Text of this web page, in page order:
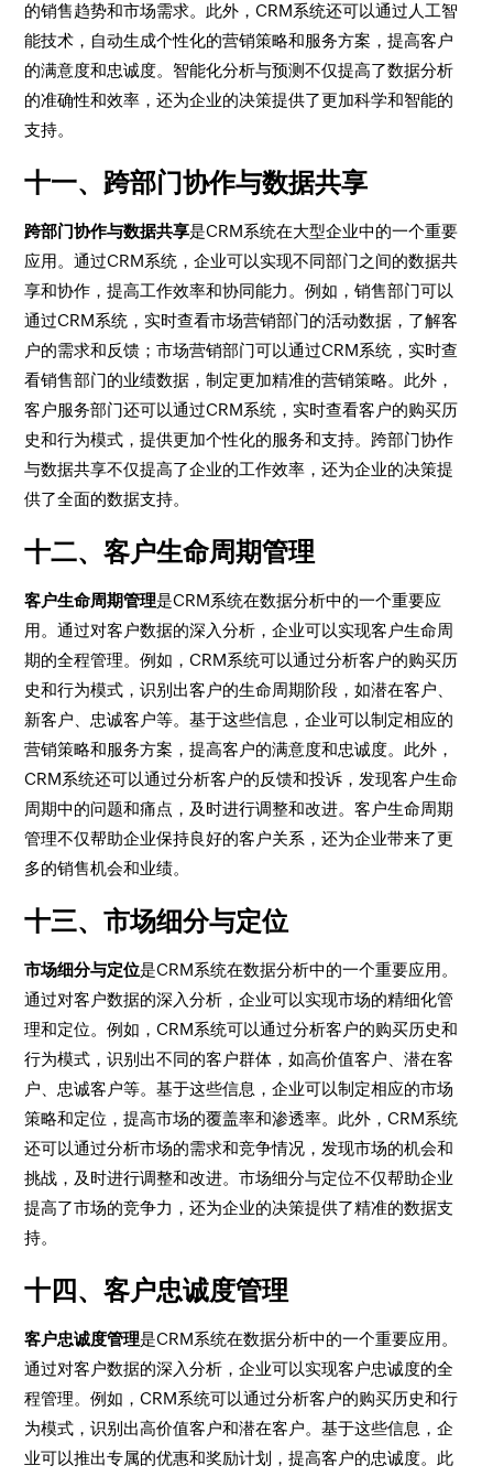
的销售趋势和市场需求。此外，CRM系统还可以通过人工智
能技术，自动生成个性化的营销策略和服务方案，提高客户
的满意度和忠诚度。智能化分析与预测不仅提高了数据分析
的准确性和效率，还为企业的决策提供了更加科学和智能的
支持。
十一、跨部门协作与数据共享
跨部门协作与数据共享是CRM系统在大型企业中的一个重要
应用。通过CRM系统，企业可以实现不同部门之间的数据共
享和协作，提高工作效率和协同能力。例如，销售部门可以
通过CRM系统，实时查看市场营销部门的活动数据，了解客
户的需求和反馈；市场营销部门可以通过CRM系统，实时查
看销售部门的业绩数据，制定更加精准的营销策略。此外，
客户服务部门还可以通过CRM系统，实时查看客户的购买历
史和行为模式，提供更加个性化的服务和支持。跨部门协作
与数据共享不仅提高了企业的工作效率，还为企业的决策提
供了全面的数据支持。
十二、客户生命周期管理
客户生命周期管理是CRM系统在数据分析中的一个重要应
用。通过对客户数据的深入分析，企业可以实现客户生命周
期的全程管理。例如，CRM系统可以通过分析客户的购买历
史和行为模式，识别出客户的生命周期阶段，如潜在客户、
新客户、忠诚客户等。基于这些信息，企业可以制定相应的
营销策略和服务方案，提高客户的满意度和忠诚度。此外，
CRM系统还可以通过分析客户的反馈和投诉，发现客户生命
周期中的问题和痛点，及时进行调整和改进。客户生命周期
管理不仅帮助企业保持良好的客户关系，还为企业带来了更
多的销售机会和业绩。
十三、市场细分与定位
市场细分与定位是CRM系统在数据分析中的一个重要应用。
通过对客户数据的深入分析，企业可以实现市场的精细化管
理和定位。例如，CRM系统可以通过分析客户的购买历史和
行为模式，识别出不同的客户群体，如高价值客户、潜在客
户、忠诚客户等。基于这些信息，企业可以制定相应的市场
策略和定位，提高市场的覆盖率和渗透率。此外，CRM系统
还可以通过分析市场的需求和竞争情况，发现市场的机会和
挑战，及时进行调整和改进。市场细分与定位不仅帮助企业
提高了市场的竞争力，还为企业的决策提供了精准的数据支
持。
十四、客户忠诚度管理
客户忠诚度管理是CRM系统在数据分析中的一个重要应用。
通过对客户数据的深入分析，企业可以实现客户忠诚度的全
程管理。例如，CRM系统可以通过分析客户的购买历史和行
为模式，识别出高价值客户和潜在客户。基于这些信息，企
业可以推出专属的优惠和奖励计划，提高客户的忠诚度。此